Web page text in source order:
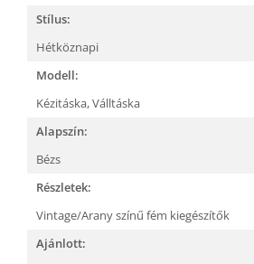
Stílus:
Hétköznapi
Modell:
Kézitáska,Válltáska
Alapszín:
Bézs
Részletek:
Vintage/Arany színű fém kiegészítők
Ajánlott: